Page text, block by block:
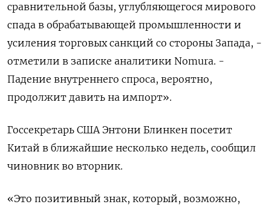
сравнительной базы, углубляющегося мирового
спада в обрабатывающей промышленности и
усиления торговых санкций со стороны Запада, -
отметили в записке аналитики Nomura. -
Падение внутреннего спроса, вероятно,
продолжит давить на импорт».
Госсекретарь США Энтони Блинкен посетит
Китай в ближайшие несколько недель, сообщил
чиновник во вторник.
«Это позитивный знак, который, возможно,